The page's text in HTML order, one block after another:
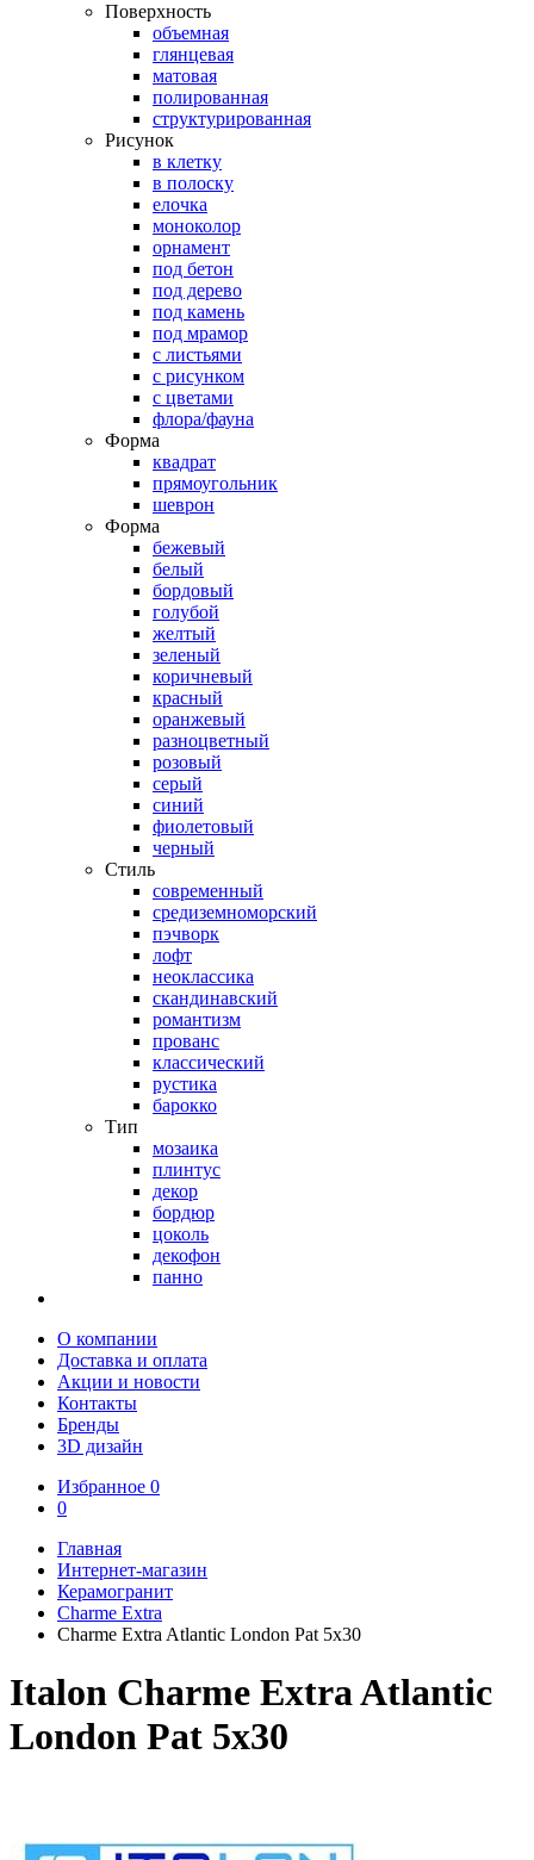
Поверхность
объемная
глянцевая
матовая
полированная
структурированная
Рисунок
в клетку
в полоску
елочка
моноколор
орнамент
под бетон
под дерево
под камень
под мрамор
с листьями
с рисунком
с цветами
флора/фауна
Форма
квадрат
прямоугольник
шеврон
Форма
бежевый
белый
бордовый
голубой
желтый
зеленый
коричневый
красный
оранжевый
разноцветный
розовый
серый
синий
фиолетовый
черный
Стиль
современный
средиземноморский
пэчворк
лофт
неоклассика
скандинавский
романтизм
прованс
классический
рустика
барокко
Тип
мозаика
плинтус
декор
бордюр
цоколь
декофон
панно
О компании
Доставка и оплата
Акции и новости
Контакты
Бренды
3D дизайн
Избранное 0
0
Главная
Интернет-магазин
Керамогранит
Charme Extra
Charme Extra Atlantic London Pat 5x30
Italon Charme Extra Atlantic
London Pat 5x30